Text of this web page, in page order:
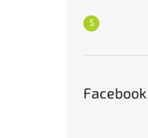
Facebook